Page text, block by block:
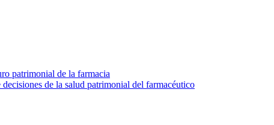
patrimonial de la farmacia
de la salud patrimonial del farmacéutico